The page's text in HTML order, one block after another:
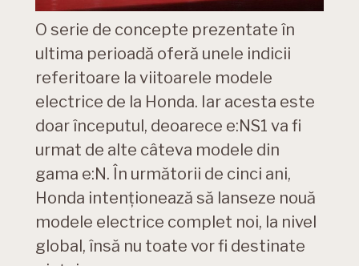
O serie de concepte prezentate în
ultima perioadă oferă unele indicii
referitoare la viitoarele modele
electrice de la Honda. Iar acesta este
doar începutul, deoarece e:NS1 va fi
urmat de alte câteva modele din
gama e:N. În următorii de cinci ani,
Honda intenționează să lanseze nouă
modele electrice complet noi, la nivel
global, însă nu toate vor fi destinate